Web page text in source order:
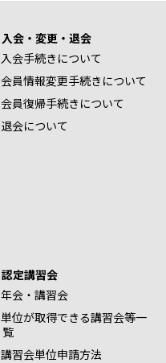
入会・変更・退会
入会手続きについて
会員情報変更手続きについて
会員復帰手続きについて
退会について
認定講習会
年会・講習会
単位が取得できる講習会等一
覧
講習会単位申請方法